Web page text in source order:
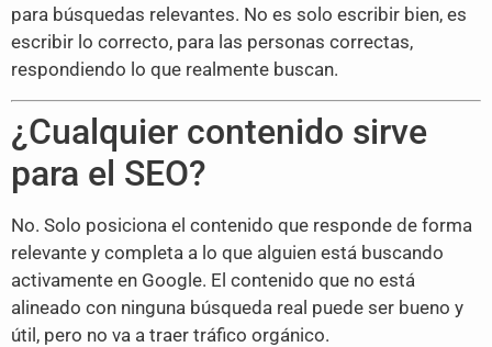
para búsquedas relevantes. No es solo escribir bien, es
escribir lo correcto, para las personas correctas,
respondiendo lo que realmente buscan.
¿Cualquier contenido sirve
para el SEO?
No. Solo posiciona el contenido que responde de forma
relevante y completa a lo que alguien está buscando
activamente en Google. El contenido que no está
alineado con ninguna búsqueda real puede ser bueno y
útil, pero no va a traer tráfico orgánico.